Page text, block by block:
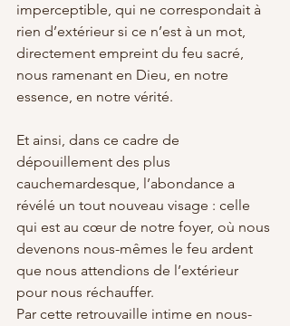
imperceptible, qui ne correspondait à
rien d’extérieur si ce n’est à un mot,
directement empreint du feu sacré,
nous ramenant en Dieu, en notre
essence, en notre vérité.
Et ainsi, dans ce cadre de
dépouillement des plus
cauchemardesque, l’abondance a
révélé un tout nouveau visage : celle
qui est au cœur de notre foyer, où nous
devenons nous-mêmes le feu ardent
que nous attendions de l’extérieur
pour nous réchauffer.
Par cette retrouvaille intime en nous-